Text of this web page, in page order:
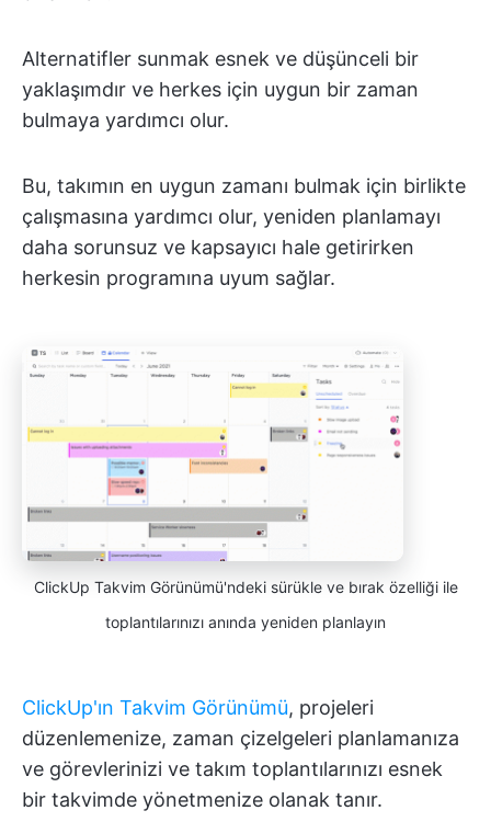
Alternatifler sunmak esnek ve düşünceli bir
yaklaşımdır ve herkes için uygun bir zaman
bulmaya yardımcı olur.
Bu, takımın en uygun zamanı bulmak için birlikte
çalışmasına yardımcı olur, yeniden planlamayı
daha sorunsuz ve kapsayıcı hale getirirken
herkesin programına uyum sağlar.
ClickUp Takvim Görünümü'ndeki sürükle ve bırak özelliği ile
toplantılarınızı anında yeniden planlayın
ClickUp'ın Takvim Görünümü, projeleri
düzenlemenize, zaman çizelgeleri planlamanıza
ve görevlerinizi ve takım toplantılarınızı esnek
bir takvimde yönetmenize olanak tanır.